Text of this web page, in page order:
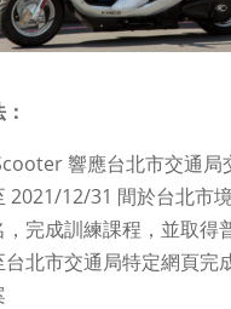
響應台北市交通局
2021/12/31 間於台北市
完成訓練課程，並取得
台北市交通局特定網頁完